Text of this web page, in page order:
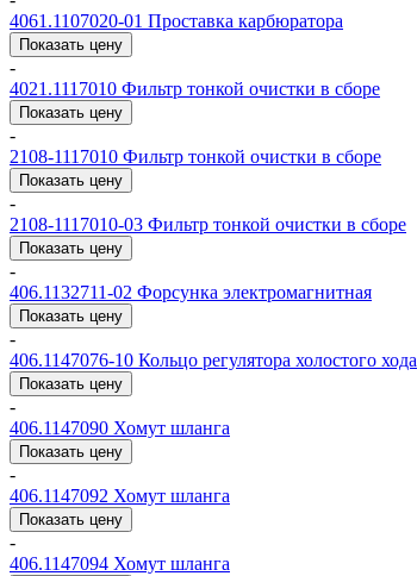
4061.1107020-01 Проставка карбюратора
Показать цену
-
4021.1117010 Фильтр тонкой очистки в сборе
Показать цену
-
2108-1117010 Фильтр тонкой очистки в сборе
Показать цену
-
2108-1117010-03 Фильтр тонкой очистки в сборе
Показать цену
-
406.1132711-02 Форсунка электромагнитная
Показать цену
-
406.1147076-10 Кольцо регулятора холостого хода
Показать цену
-
406.1147090 Хомут шланга
Показать цену
-
406.1147092 Хомут шланга
Показать цену
-
406.1147094 Хомут шланга